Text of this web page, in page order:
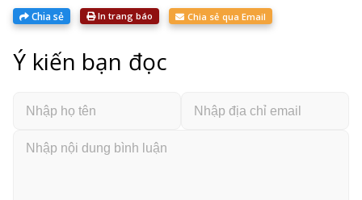
Chia sẻ In trang báo Chia sẻ qua Email
Ý kiến bạn đọc